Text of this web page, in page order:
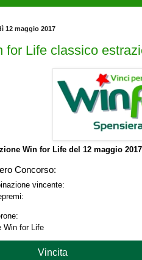
12 maggio 2017
for Life classico
Win for Life del 12 maggio
Concorso:
vincente:
Win for Life
Vincita